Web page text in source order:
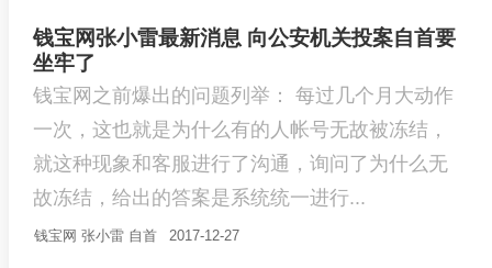
钱宝网张小雷最新消息 向公安机关投案自首要
坐牢了
钱宝网之前爆出的问题列举： 每过几个月大动作
一次，这也就是为什么有的人帐号无故被冻结，
就这种现象和客服进行了沟通，询问了为什么无
故冻结，给出的答案是系统统一进行...
钱宝网 张小雷 自首 2017-12-27